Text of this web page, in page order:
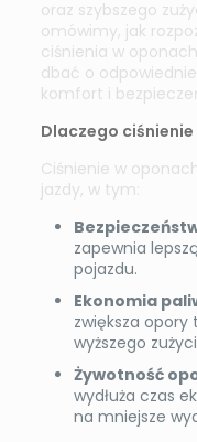
oraz szybszego
omówimy, jak
ciśnienia w
dbać o
komfort i
Dlaczego
Ciśnienie w
jazdy, w tym:
zapewnia
pojazdu.
Ekonomia
zwiększa
wyższego
Żywotność
wydłuża czas
na mniejsze